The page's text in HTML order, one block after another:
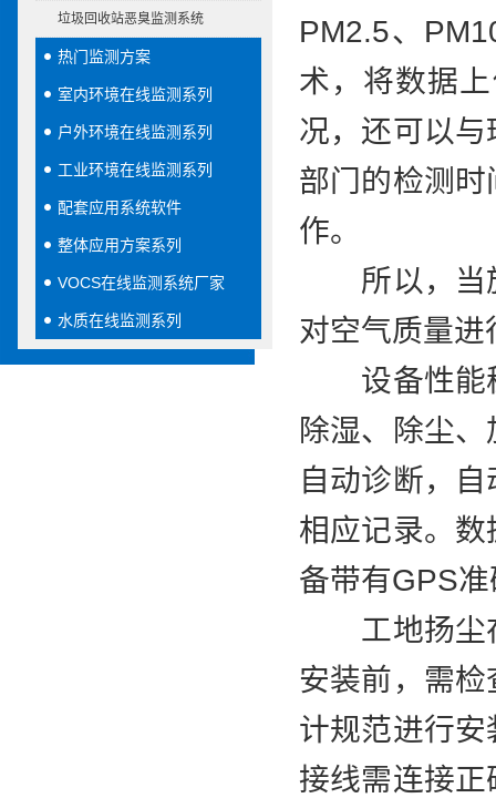
垃圾回收站恶臭监测系统
热门监测方案
室内环境在线监测系列
户外环境在线监测系列
工业环境在线监测系列
配套应用系统软件
整体应用方案系列
VOCS在线监测系统厂家
水质在线监测系列
PM2.5、
术，将数据
况，还可以
部门的检测
作。
所以，当施
对空气质量进
设备性能稳
除湿、除尘
自动诊断，
相应记录。
备带有GPS
工地扬尘在
安装前，需
计规范进行
接线需连接